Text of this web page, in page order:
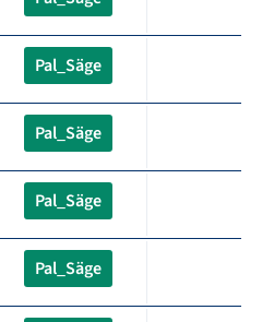
Pal_Säge
Pal_Säge
Pal_Säge
Pal_Säge